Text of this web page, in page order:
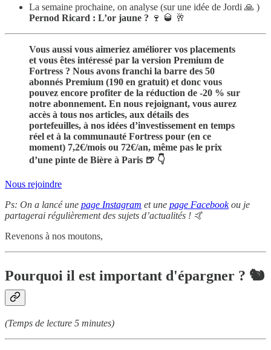
La semaine prochaine, on analyse (sur une idée de Jordi 🙏 )
Pernod Ricard : L’or jaune ? 🍷 🥃 🥂
Vous aussi vous aimeriez améliorer vos placements
et vous êtes intéressé par la version Premium de
Fortress ? Nous avons franchi la barre des 50
abonnés Premium (190 en gratuit) et donc vous
pouvez encore profiter de la réduction de -20 % sur
notre abonnement. En nous rejoignant, vous aurez
accès à tous nos articles, aux détails des
portefeuilles, à nos idées d’investissement en temps
réel et à la communauté Fortress pour (en ce
moment) 7,2€/mois ou 72€/an, même pas le prix
d’une pinte de Bière à Paris 🍺 👇
Nous rejoindre
Ps: On a lancé une page Instagram et une page Facebookou je
partagerai régulièrement des sujets d’actualités ! 🤙
Revenons à nos moutons,
Pourquoi il est important d'épargner ? 🐿
(Temps de lecture 5 minutes)